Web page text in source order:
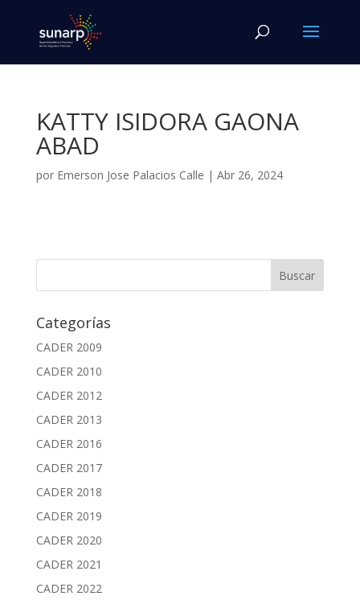
KATTY ISIDORA GAONA
ABAD
por Emerson Jose Palacios Calle | Abr 26, 2024
Categorías
CADER 2009
CADER 2010
CADER 2012
CADER 2013
CADER 2016
CADER 2017
CADER 2018
CADER 2019
CADER 2020
CADER 2021
CADER 2022